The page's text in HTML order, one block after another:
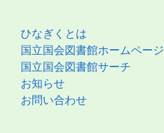
ひなぎくとは
国立国会図書館ホームページ
国立国会図書館サーチ
お知らせ
お問い合わせ